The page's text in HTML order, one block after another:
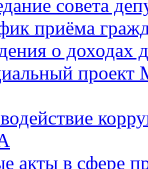
совета
приёма
о доходах
проект
акты в сфере